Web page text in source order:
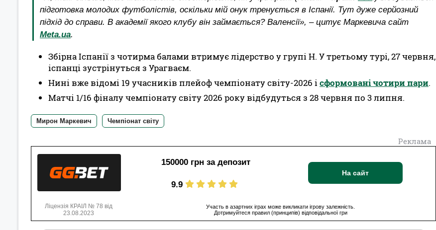
підготовка молодих футболістів, оскільки мій онук тренується в Іспанії. Тут дуже серйозний
підхід до справи. В академії якого клубу він займається? Валенсії», – цитує Маркевича сайт
Meta.ua.
Збірна Іспанії з чотирма балами втримує лідерство у групі Н. У третьому турі, 27 червня,
іспанці зустрінуться з Урагваєм.
Нині вже відомі 19 учасників плейоф чемпіонату світу-2026 і сформовані чотири пари.
Матчі 1/16 фіналу чемпіонату світу 2026 року відбудуться з 28 червня по 3 липня.
Мирон Маркевич Чемпіонат світу
Реклама
150000 грн за депозит
9.9
На сайт
Ліцензія КРАІЛ № 78 від
23.08.2023
Участь в азартних іграх може викликати ігрову залежність.
Дотримуйтеся правил (принципів) відповідальної гри